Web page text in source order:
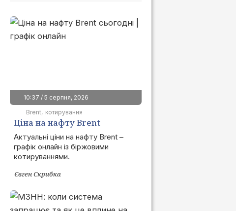
10:37 / 5 серпня, 2026
Brent котирування
Ціна на нафту Brent
сьогодні | графік онлайн
Актуальні ціни на нафту Brent –
графік онлайн із біржовими
котируваннями.
Євген Скрибка